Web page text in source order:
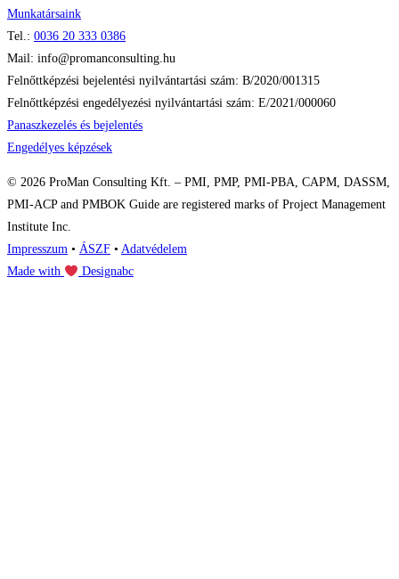
Munkatársaink
Tel.: 0036 20 333 0386
Mail: info@promanconsulting.hu
Felnőttképzési bejelentési nyilvántartási szám: B/2020/001315
Felnőttképzési engedélyezési nyilvántartási szám: E/2021/000060
Panaszkezelés és bejelentés
Engedélyes képzések
© 2026 ProMan Consulting Kft. – PMI, PMP, PMI-PBA, CAPM, DASSM,
PMI-ACP and PMBOK Guide are registered marks of Project Management
Institute Inc.
Impresszum • ÁSZF • Adatvédelem
Made with
Designabc